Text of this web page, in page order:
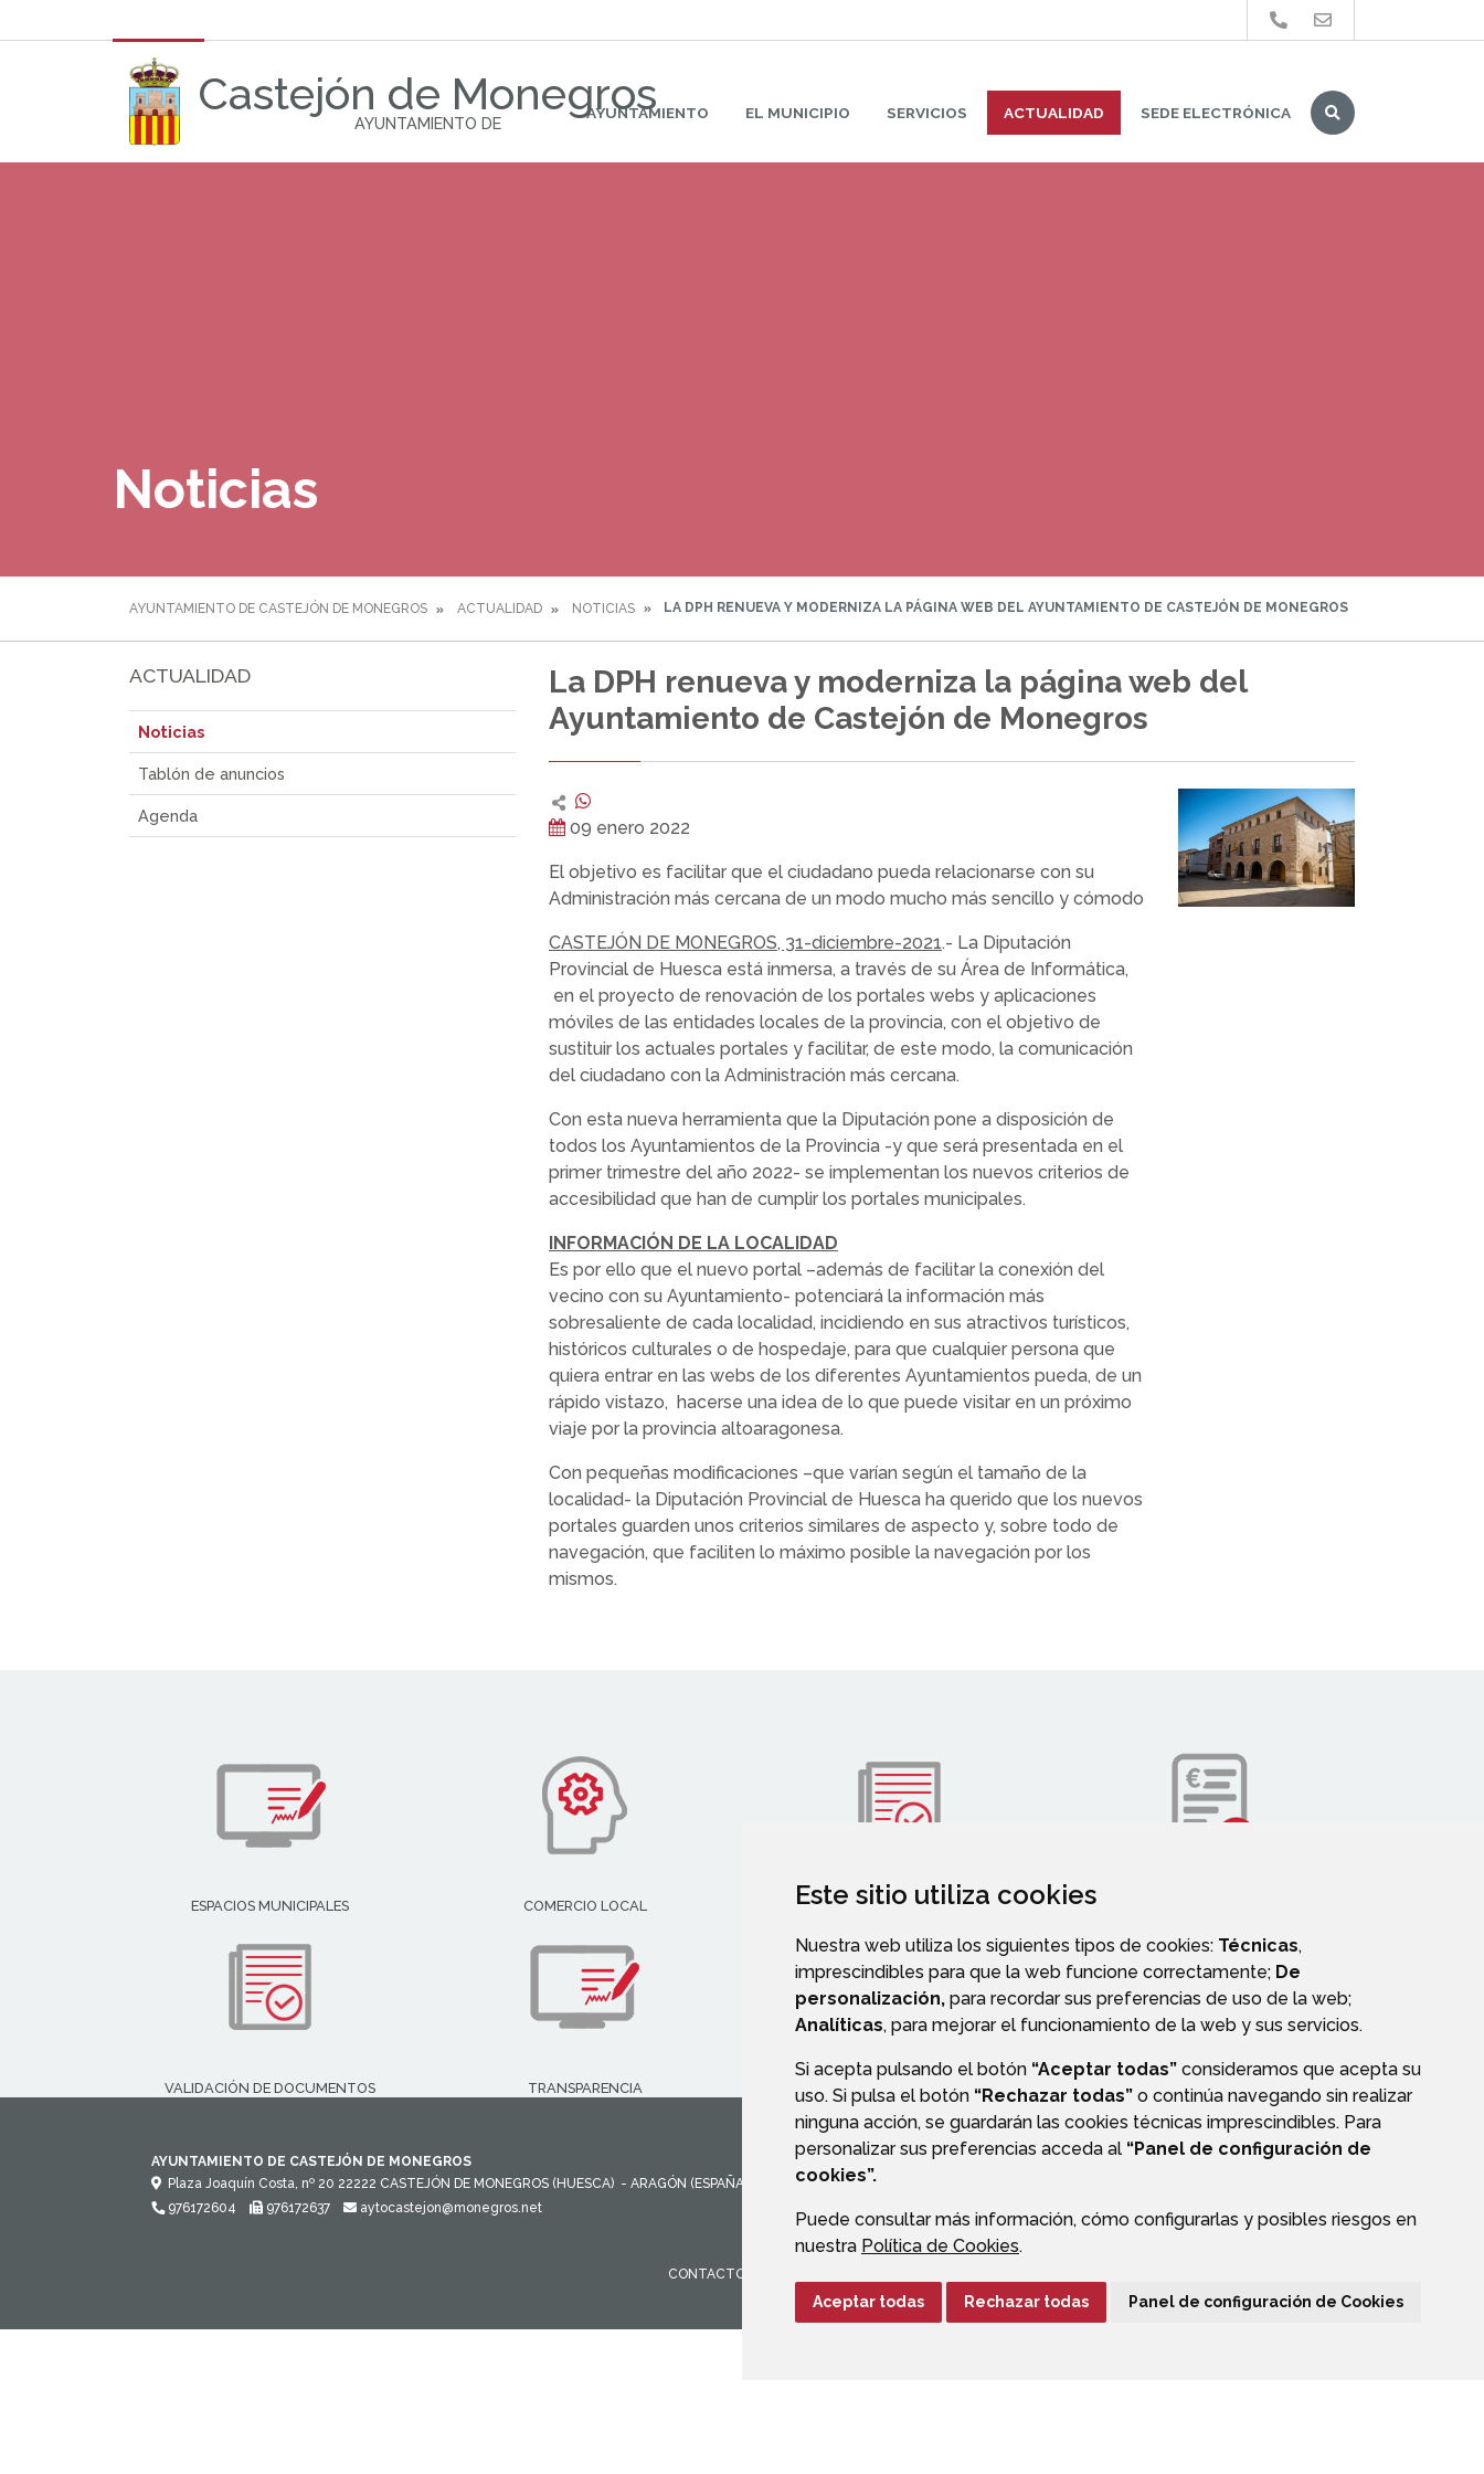
Este sitio utiliza cookies
Nuestra web utiliza los siguientes tipos de cookies: Técnicas,
imprescindibles para que la web funcione correctamente; De
personalización, para recordar sus preferencias de uso de la web;
Analíticas, para mejorar el funcionamiento de la web y sus servicios.
Si acepta pulsando el botón “Aceptar todas” consideramos que acepta su
uso. Si pulsa el botón “Rechazar todas” o continúa navegando sin realizar
ninguna acción, se guardarán las cookies técnicas imprescindibles. Para
personalizar sus preferencias acceda al “Panel de configuración de
cookies”.
Puede consultar más información, cómo configurarlas y posibles riesgos en
nuestra Política de Cookies.
Aceptar todas Rechazar todas Panel de configuración de Cookies
Castejón de Monegros
AYUNTAMIENTO DE
AYUNTAMIENTO EL MUNICIPIO SERVICIOS ACTUALIDAD SEDE ELECTRÓNICA
Buscar
Noticias
AYUNTAMIENTO DE CASTEJÓN DE MONEGROS ACTUALIDAD NOTICIAS LA DPH RENUEVA Y MODERNIZA LA PÁGINA WEB DEL AYUNTAMIENTO DE CASTEJÓN DE MONEGROS
ACTUALIDAD
Noticias
Tablón de anuncios
Agenda
La DPH renueva y moderniza la página web del
Ayuntamiento de Castejón de Monegros
09 enero 2022
El objetivo es facilitar que el ciudadano pueda relacionarse con su
Administración más cercana de un modo mucho más sencillo y cómodo
CASTEJÓN DE MONEGROS, 31-diciembre-2021.- La Diputación
Provincial de Huesca está inmersa, a través de su Área de Informática,
en el proyecto de renovación de los portales webs y aplicaciones
móviles de las entidades locales de la provincia, con el objetivo de
sustituir los actuales portales y facilitar, de este modo, la comunicación
del ciudadano con la Administración más cercana.
Con esta nueva herramienta que la Diputación pone a disposición de
todos los Ayuntamientos de la Provincia -y que será presentada en el
primer trimestre del año 2022- se implementan los nuevos criterios de
accesibilidad que han de cumplir los portales municipales.
INFORMACIÓN DE LA LOCALIDAD
Es por ello que el nuevo portal –además de facilitar la conexión del
vecino con su Ayuntamiento- potenciará la información más
sobresaliente de cada localidad, incidiendo en sus atractivos turísticos,
históricos culturales o de hospedaje, para que cualquier persona que
quiera entrar en las webs de los diferentes Ayuntamientos pueda, de un
rápido vistazo, hacerse una idea de lo que puede visitar en un próximo
viaje por la provincia altoaragonesa.
Con pequeñas modificaciones –que varían según el tamaño de la
localidad- la Diputación Provincial de Huesca ha querido que los nuevos
portales guarden unos criterios similares de aspecto y, sobre todo de
navegación, que faciliten lo máximo posible la navegación por los
mismos.
ESPACIOS MUNICIPALES COMERCIO LOCAL SERVICIOS SOCIALES
VALIDACIÓN DE DOCUMENTOS TRANSPARENCIA PERFIL DEL CONTRATANTE
AYUNTAMIENTO DE CASTEJÓN DE MONEGROS
Plaza Joaquín Costa, nº 20 22222 CASTEJÓN DE MONEGROS (HUESCA) - ARAGÓN (ESPAÑA)
976172604
976172637 aytocastejon@monegros.net
CONTACTO